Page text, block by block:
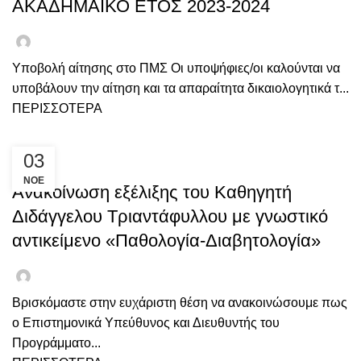
ΑΚΑΔΗΜΑΪΚΟ ΕΤΟΣ 2023-2024
Υποβολή αίτησης στο ΠΜΣ Οι υποψήφιες/οι καλούνται να
υποβάλουν την αίτηση και τα απαραίτητα δικαιολογητικά τ...
ΠΕΡΙΣΣΟΤΕΡΑ
03
ΝΟΈ
ΑΝΑΚΟΙΝΩΣΕΙΣ
Ανακοίνωση εξέλιξης του Καθηγητή
Διδάγγελου Τριαντάφυλλου με γνωστικό
αντικείμενο «Παθολογία-Διαβητολογία»
Βρισκόμαστε στην ευχάριστη θέση να ανακοινώσουμε πως
ο Επιστημονικά Υπεύθυνος και Διευθυντής του
Προγράμματο...